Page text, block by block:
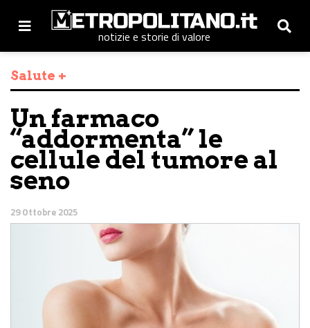
notizie e storie di valore
Salute +
Un farmaco
“addormenta” le
cellule del tumore al
seno
29 Ottobre 2025